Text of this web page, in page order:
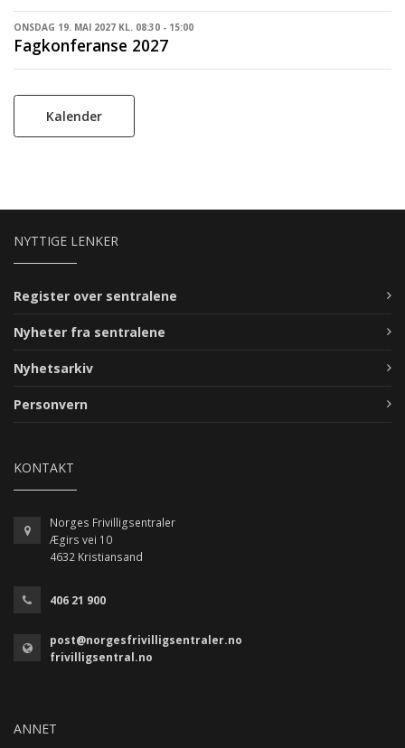
ONSDAG 19. MAI 2027 KL. 08:30 - 15:00
Fagkonferanse 2027
Kalender
NYTTIGE LENKER
Register over sentralene
Nyheter fra sentralene
Nyhetsarkiv
Personvern
KONTAKT
Norges Frivilligsentraler
Ægirs vei 10
4632 Kristiansand
406 21 900
post@norgesfrivilligsentraler.no
frivilligsentral.no
ANNET